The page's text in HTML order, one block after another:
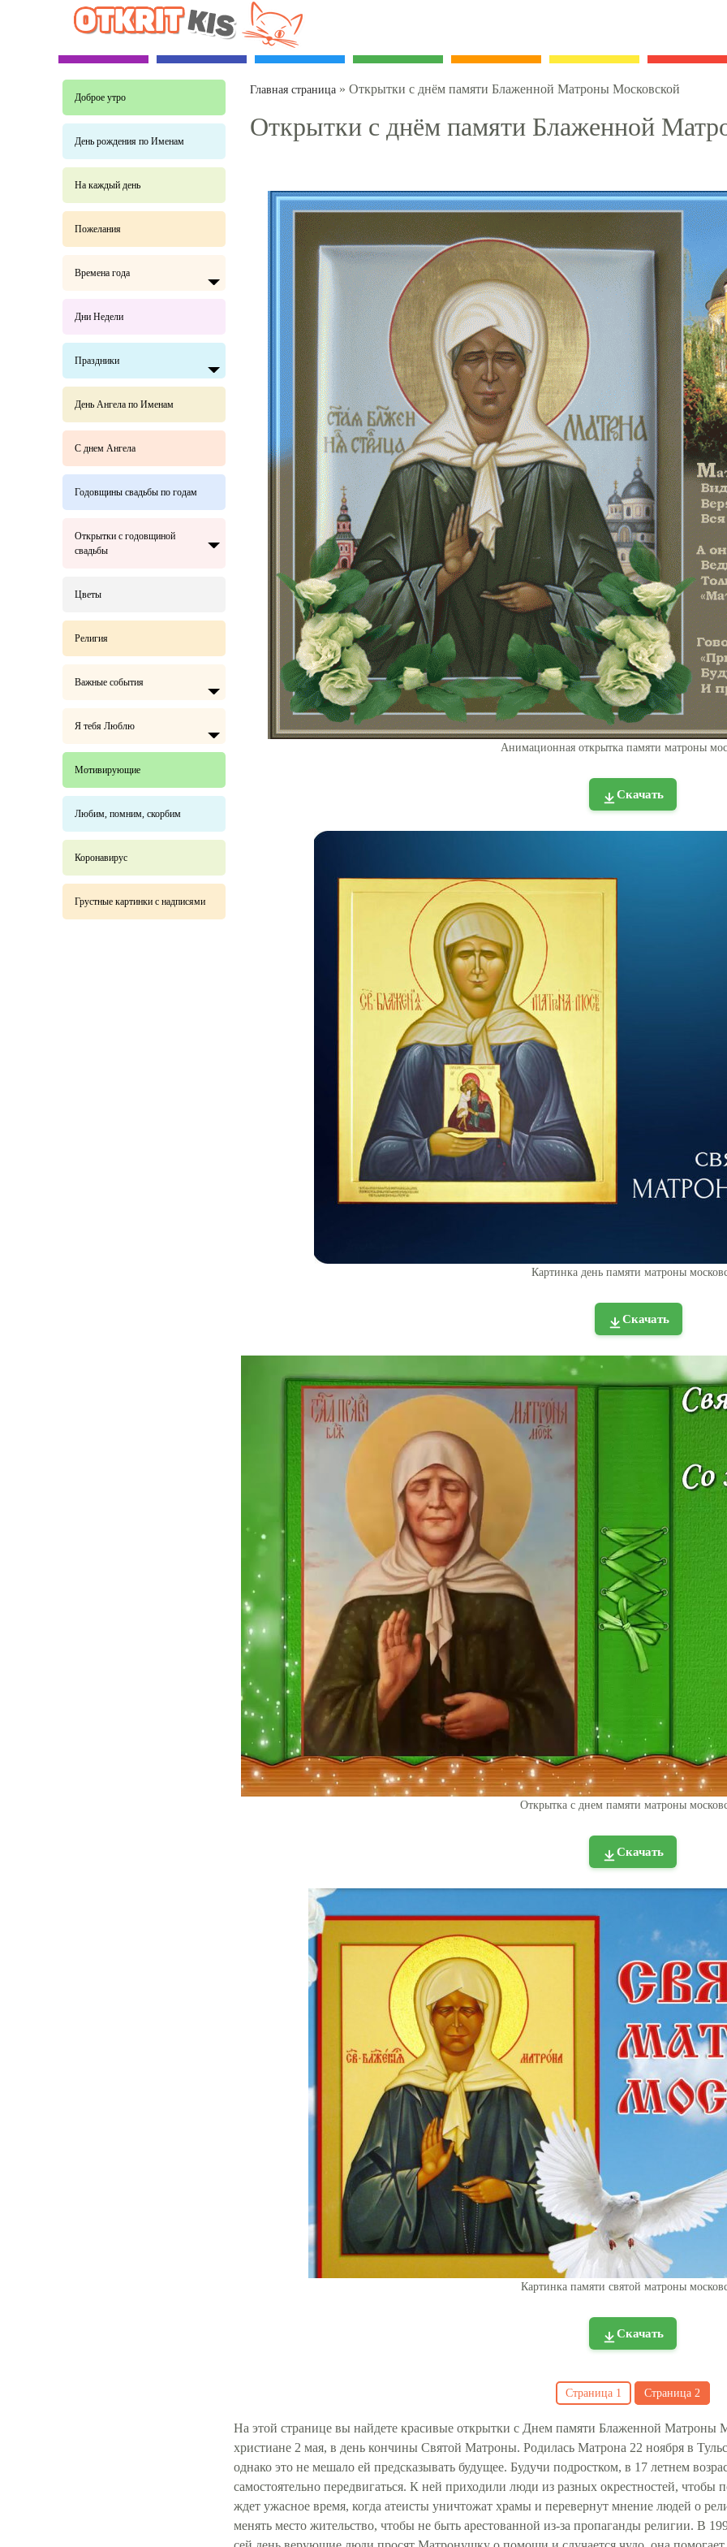
Доброе утро
День рождения по Именам
На каждый день
Пожелания
Времена года
Дни Недели
Праздники
День Ангела по Именам
С днем Ангела
Годовщины свадьбы по годам
Открытки с годовщиной
свадьбы
Цветы
Религия
Важные события
Я тебя Люблю
Мотивирующие
Любим, помним, скорбим
Коронавирус
Грустные картинки с надписями
Главная страница » Открытки с днём памяти Блаженной Матроны Московской
Открытки с днём памяти Блаженной
Анимационная открытка памяти матроны
Скачать
Картинка день памяти матроны
Скачать
Открытка с днем памяти матроны
Скачать
Картинка памяти святой матроны
Скачать
Страница 1 Страница 2
На этой странице вы найдете красивые открытки с Днем памяти Блаженной Матроны
христиане 2 мая, в день кончины Святой Матроны. Родилась Матрона 22 ноября в
однако это не мешало ей предсказывать будущее. Будучи подростком, в 17 летнем
самостоятельно передвигаться. К ней приходили люди из разных окрестностей,
ждет ужасное время, когда атеисты уничтожат храмы и перевернут мнение людей о
менять место жительство, чтобы не быть арестованной из-за пропаганды религии. В